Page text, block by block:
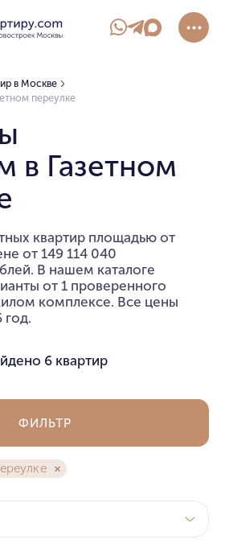
в Москве
переулке
в Газетном
квартир площадью от
от 149 114 040
В нашем каталоге
от 1 проверенного
комплексе. Все цены
год.
6 квартир
ФИЛЬТР